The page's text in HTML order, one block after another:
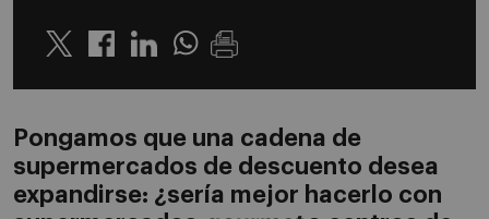
Twitter LinkedinWhatsapp
Pongamos que una cadena de
supermercados de descuento desea
expandirse: ¿sería mejor hacerlo con